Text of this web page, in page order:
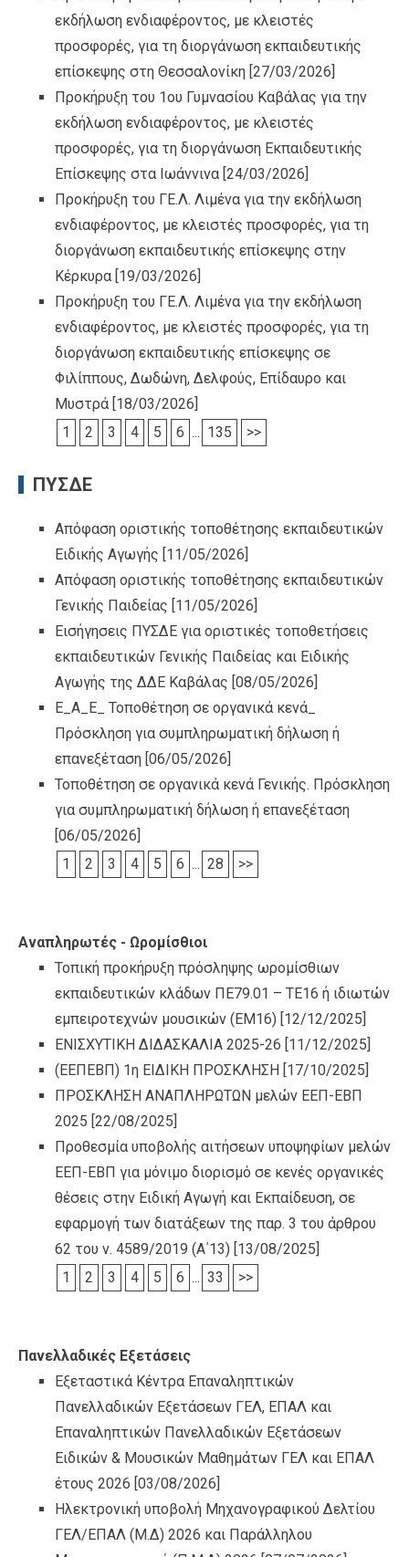
εκδήλωση ενδιαφέροντος, με κλειστές
προσφορές, για τη διοργάνωση εκπαιδευτικής
επίσκεψης στη Θεσσαλονίκη [27/03/2026]
Προκήρυξη του 1ου Γυμνασίου Καβάλας για την
εκδήλωση ενδιαφέροντος, με κλειστές
προσφορές, για τη διοργάνωση Εκπαιδευτικής
Επίσκεψης στα Ιωάννινα [24/03/2026]
Προκήρυξη του ΓΕ.Λ. Λιμένα για την εκδήλωση
ενδιαφέροντος, με κλειστές προσφορές, για τη
διοργάνωση εκπαιδευτικής επίσκεψης στην
Κέρκυρα [19/03/2026]
Προκήρυξη του ΓΕ.Λ. Λιμένα για την εκδήλωση
ενδιαφέροντος, με κλειστές προσφορές, για τη
διοργάνωση εκπαιδευτικής επίσκεψης σε
Φιλίππους, Δωδώνη, Δελφούς, Επίδαυρο και
Μυστρά [18/03/2026]
1
2 3 4 5 6 ... 135 >>
ΠΥΣΔΕ
Απόφαση οριστικής τοποθέτησης εκπαιδευτικών
Ειδικής Αγωγής [11/05/2026]
Απόφαση οριστικής τοποθέτησης εκπαιδευτικών
Γενικής Παιδείας [11/05/2026]
Εισήγησεις ΠΥΣΔΕ για οριστικές τοποθετήσεις
εκπαιδευτικών Γενικής Παιδείας και Ειδικής
Αγωγής της ΔΔΕ Καβάλας [08/05/2026]
Ε_Α_Ε_ Τοποθέτηση σε οργανικά κενά_
Πρόσκληση για συμπληρωματική δήλωση ή
επανεξέταση [06/05/2026]
Τοποθέτηση σε οργανικά κενά Γενικής. Πρόσκληση
για συμπληρωματική δήλωση ή επανεξέταση
[06/05/2026]
1
2 3 4 5 6 ... 28 >>
Αναπληρωτές - Ωρομίσθιοι
Τοπική προκήρυξη πρόσληψης ωρομίσθιων
εκπαιδευτικών κλάδων ΠΕ79.01 – ΤΕ16 ή ιδιωτών
εμπειροτεχνών μουσικών (ΕΜ16) [12/12/2025]
ΕΝΙΣΧΥΤΙΚΗ ΔΙΔΑΣΚΑΛΙΑ 2025-26 [11/12/2025]
(ΕΕΠΕΒΠ) 1η ΕΙΔΙΚΗ ΠΡΟΣΚΛΗΣΗ [17/10/2025]
ΠΡΟΣΚΛΗΣΗ ΑΝΑΠΛΗΡΩΤΩΝ μελών ΕΕΠ-ΕΒΠ
2025 [22/08/2025]
Προθεσμία υποβολής αιτήσεων υποψηφίων μελών
ΕΕΠ-ΕΒΠ για μόνιμο διορισμό σε κενές οργανικές
θέσεις στην Ειδική Αγωγή και Εκπαίδευση, σε
εφαρμογή των διατάξεων της παρ. 3 του άρθρου
62 του ν. 4589/2019 (Α΄13) [13/08/2025]
1
2 3 4 5 6 ... 33 >>
Πανελλαδικές Εξετάσεις
Εξεταστικά Κέντρα Επαναληπτικών
Πανελλαδικών Εξετάσεων ΓΕΛ, ΕΠΑΛ και
Επαναληπτικών Πανελλαδικών Εξετάσεων
Ειδικών & Μουσικών Μαθημάτων ΓΕΛ και ΕΠΑΛ
έτους 2026 [03/08/2026]
Ηλεκτρονική υποβολή Μηχανογραφικού Δελτίου
ΓΕΛ/ΕΠΑΛ (Μ.Δ) 2026 και Παράλληλου